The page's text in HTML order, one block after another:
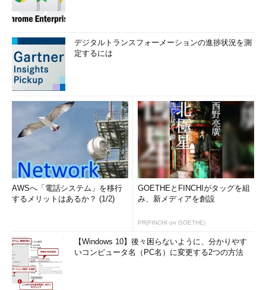
デジタルトランスフォーメーションの進捗状況を測
定するには
AWSへ「電話システム」を移行
するメリットはあるか？ (1/2)
GOETHEとFINCHIがタッグを組
み、新メディアを創設
PR(FINCHI on GOETHE)
【Windows 10】後々困らないように、分かりやす
いコンピュータ名（PC名）に変更する2つの方法